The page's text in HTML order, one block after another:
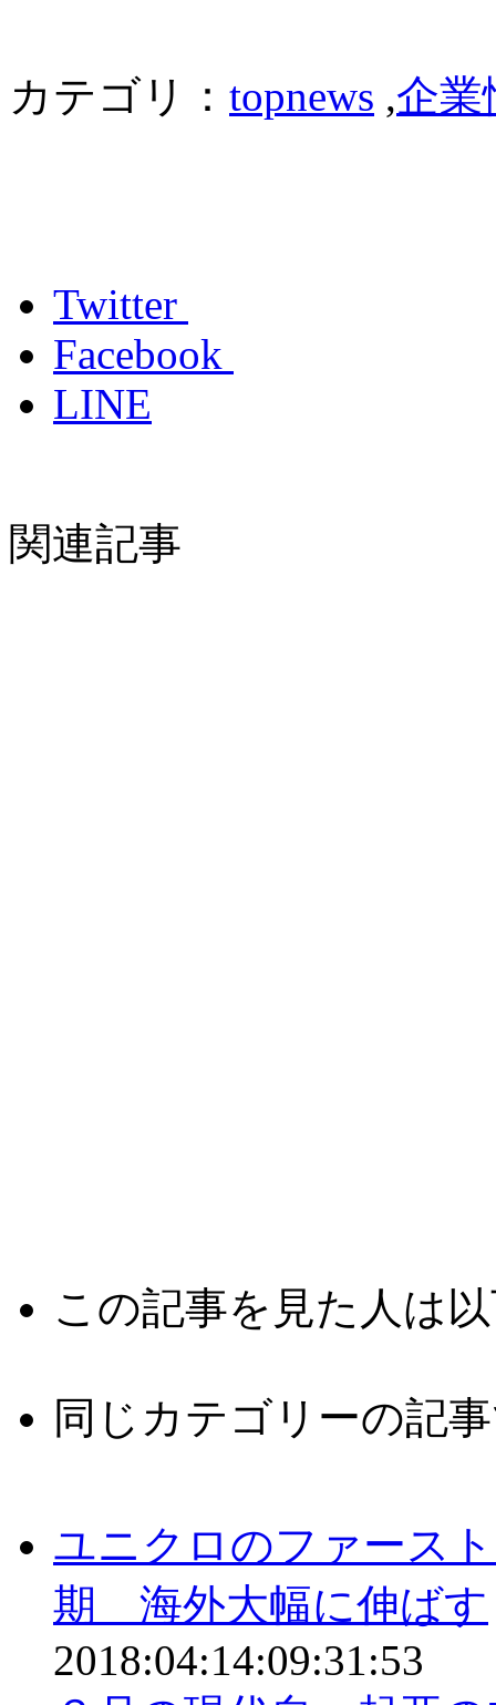
カテゴリ： topnews ,企業
Twitter
Facebook
LINE
関連記事
この記事を見た人は
同じカテゴリーの記
ユニクロのファース
期 海外大幅に伸ばす
2018:04:14:09:31:53